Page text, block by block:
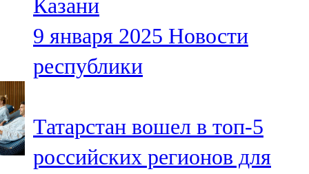
Казани
9 января 2025 Новости
республики
Татарстан вошел в топ-5
российских регионов для